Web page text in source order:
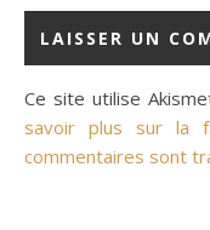
Ce site utilise
savoir plus sur la
commentaires sont